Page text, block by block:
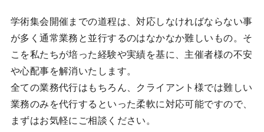
学術集会開催までの道程は、対応しなければならない事
が多く通常業務と並行するのはなかなか難しいもの。そ
こを私たちが培った経験や実績を基に、主催者様の不安
や心配事を解消いたします。
全ての業務代行はもちろん、クライアント様では難しい
業務のみを代行するといった柔軟に対応可能ですので、
まずはお気軽にご相談ください。